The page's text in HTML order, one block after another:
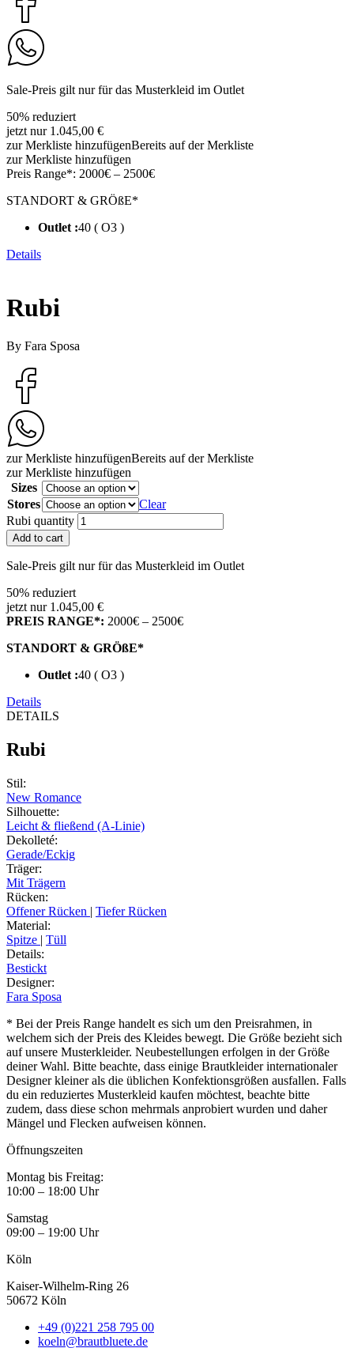
Sale-Preis gilt nur für das Musterkleid im Outlet
50% reduziert
jetzt nur 1.045,00 €
zur Merkliste hinzufügenBereits auf der Merkliste
zur Merkliste hinzufügen
Preis Range*: 2000€ – 2500€
STANDORT & GRÖßE*
Outlet :40 ( O3 )
Details
Rubi
By Fara Sposa
zur Merkliste hinzufügenBereits auf der Merkliste
zur Merkliste hinzufügen
Sizes
Stores
Clear
Rubi quantity
Add to cart
Sale-Preis gilt nur für das Musterkleid im Outlet
50% reduziert
jetzt nur 1.045,00 €
PREIS RANGE*: 2000€ – 2500€
STANDORT & GRÖßE*
Outlet :40 ( O3 )
Details
DETAILS
Rubi
Stil:
New Romance
Silhouette:
Leicht & fließend (A-Linie)
Dekolleté:
Gerade/Eckig
Träger:
Mit Trägern
Rücken:
Offener Rücken | Tiefer Rücken
Material:
Spitze | Tüll
Details:
Bestickt
Designer:
Fara Sposa
* Bei der Preis Range handelt es sich um den Preisrahmen, in
welchem sich der Preis des Kleides bewegt. Die Größe bezieht sich
auf unsere Musterkleider. Neubestellungen erfolgen in der Größe
deiner Wahl. Bitte beachte, dass einige Brautkleider internationaler
Designer kleiner als die üblichen Konfektionsgrößen ausfallen. Falls
du ein reduziertes Musterkleid kaufen möchtest, beachte bitte
zudem, dass diese schon mehrmals anprobiert wurden und daher
Mängel und Flecken aufweisen können.
Öffnungszeiten
Montag bis Freitag:
10:00 – 18:00 Uhr
Samstag
09:00 – 19:00 Uhr
Köln
Kaiser-Wilhelm-Ring 26
50672 Köln
+49 (0)221 258 795 00
koeln@brautbluete.de